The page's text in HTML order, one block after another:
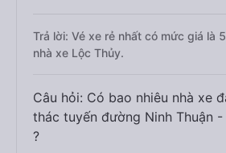
Trả lời: Vé xe rẻ nhất có mức giá là
nhà xe Lộc Thủy.
Câu hỏi: Có bao nhiêu nhà xe
thác tuyến đường Ninh Thuận -
?